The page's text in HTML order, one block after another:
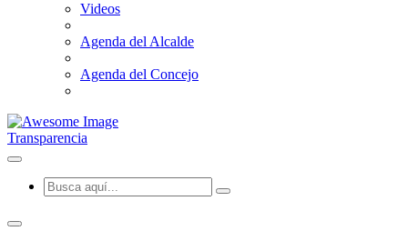
Videos
Agenda del Alcalde
Agenda del Concejo
Transparencia